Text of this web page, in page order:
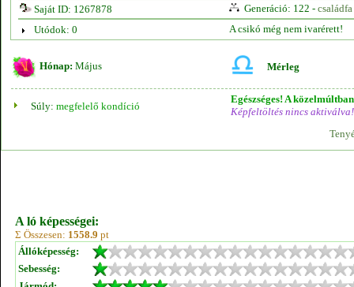
Saját ID: 1267878
Generáció: 122 - családfa
Utódok: 0
A csikó még nem ivarérett!
Hónap: Május Mérleg
Súly: megfelelő kondíció
Egészséges! A
Képfeltöltés nincs aktiválva!
A ló képességei:
Σ Összesen: 1558.9 pt
Állóképesség:
Sebesség: